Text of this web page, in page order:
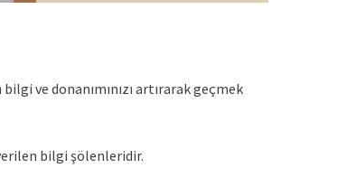
ve donanımınızı artırarak geçmek
bilgi şölenleridir.